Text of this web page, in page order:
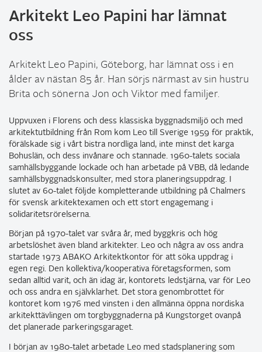
Arkitekt Leo Papini har lämnat
oss
Arkitekt Leo Papini, Göteborg, har lämnat oss i en
ålder av nästan 85 år. Han sörjs närmast av sin hustru
Brita och sönerna Jon och Viktor med familjer.
Uppvuxen i Florens och dess klassiska byggnadsmiljö och med
arkitektutbildning från Rom kom Leo till Sverige 1959 för praktik,
förälskade sig i vårt bistra nordliga land, inte minst det karga
Bohuslän, och dess invånare och stannade. 1960-talets sociala
samhällsbyggande lockade och han arbetade på VBB, då ledande
samhällsbyggnadskonsulter, med stora planeringsuppdrag. I
slutet av 60-talet följde kompletterande utbildning på Chalmers
för svensk arkitektexamen och ett stort engagemang i
solidaritetsrörelserna.
Början på 1970-talet var svåra år, med byggkris och hög
arbetslöshet även bland arkitekter. Leo och några av oss andra
startade 1973 ABAKO Arkitektkontor för att söka uppdrag i
egen regi. Den kollektiva/kooperativa företagsformen, som
sedan alltid varit, och än idag är, kontorets ledstjärna, var för Leo
och oss andra en självklarhet. Det stora genombrottet för
kontoret kom 1976 med vinsten i den allmänna öppna nordiska
arkitekttävlingen om torgbyggnaderna på Kungstorget ovanpå
det planerade parkeringsgaraget.
I början av 1980-talet arbetade Leo med stadsplanering som